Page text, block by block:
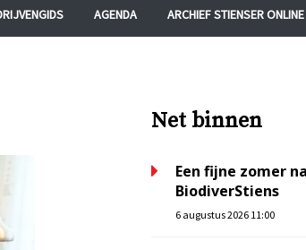
AGENDA ARCHIEF STIENSER ONLINE
Net binnen
Een fijne zomer
BiodiverStiens
6 augustus 2026 11:00